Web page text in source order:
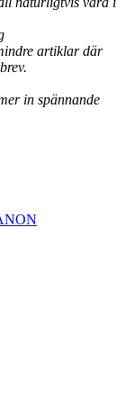
artiklar där
in spännande